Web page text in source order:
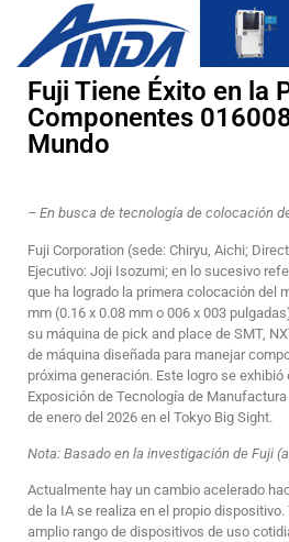
Fuji Tiene Éxito en la
Componentes
Mundo
– En busca de tecnología de colocación
Fuji Corporation (sede: Chiryu, Aichi;
Ejecutivo: Joji Isozumi; en lo sucesivo
que ha logrado la primera colocación del
mm (0.16 x 0.08 mm o 006 x 003
su máquina de pick and place de SMT,
de máquina diseñada para manejar
próxima generación. Este logro se
Exposición de Tecnología de
de enero del 2026 en el Tokyo Big Sight.
Nota: Basado en la investigación de Fuji
Actualmente hay un cambio acelerado
de la IA se realiza en el propio
amplio rango de dispositivos de uso